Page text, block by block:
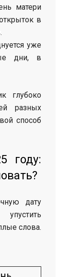
матери
в
уже
дни, в
глубоко
разных
способ
году:
дату
слова.